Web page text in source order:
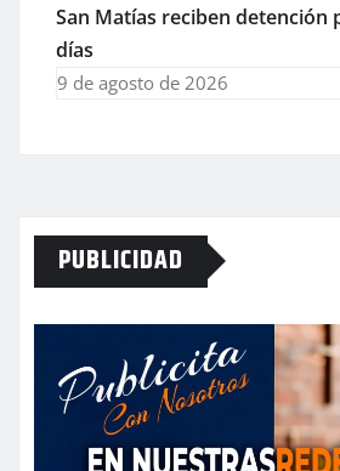
San Matías reciben detención
días
9 de agosto de 2026
PUBLICIDAD